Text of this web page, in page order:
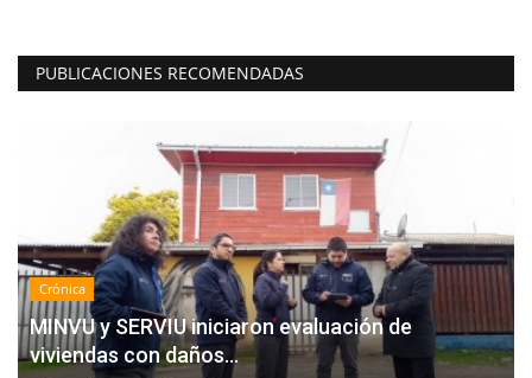
PUBLICACIONES RECOMENDADAS
Crónica
MINVU y SERVIU iniciaron evaluación de
viviendas con daños...